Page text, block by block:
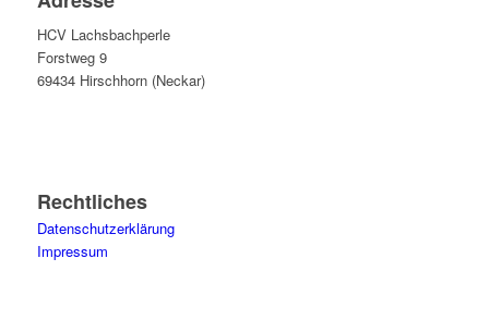
HCV Lachsbachperle
Forstweg 9
69434 Hirschhorn (Neckar)
Rechtliches
Datenschutzerklärung
Impressum